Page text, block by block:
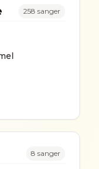
258 sanger
8 sanger